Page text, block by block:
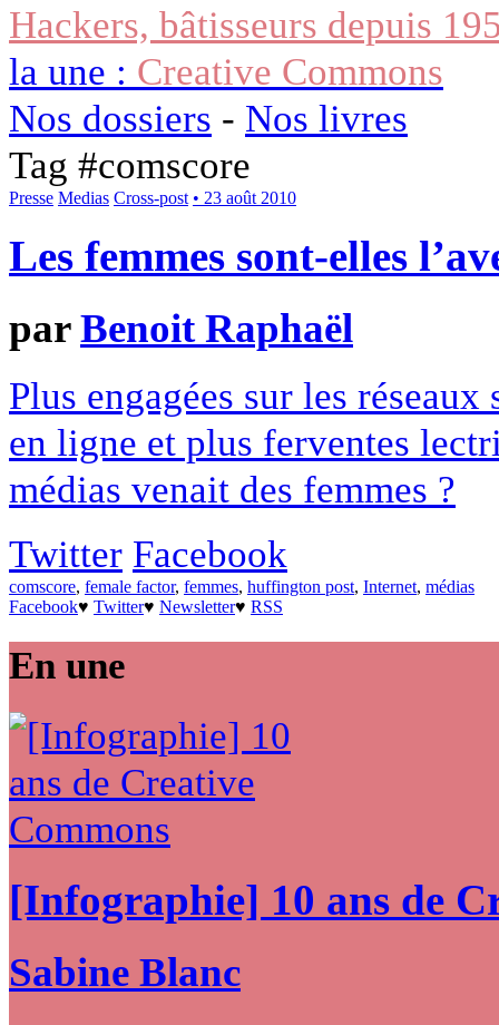
Hackers, bâtisseurs depuis
la une : Creative Commons
Nos dossiers - Nos livres
Tag #comscore
Presse Medias Cross-post • 23 août 2010
Les femmes sont-elles
parBenoit Raphaël
Plus engagées sur les
en ligne et plus ferventes
médias venait des femmes ?
Twitter Facebook
comscore, female factor, femmes, huffington post, Internet, médias
Facebook♥ Twitter♥ Newsletter♥ RSS
En une
[Infographie] 10 ans de
Sabine Blanc